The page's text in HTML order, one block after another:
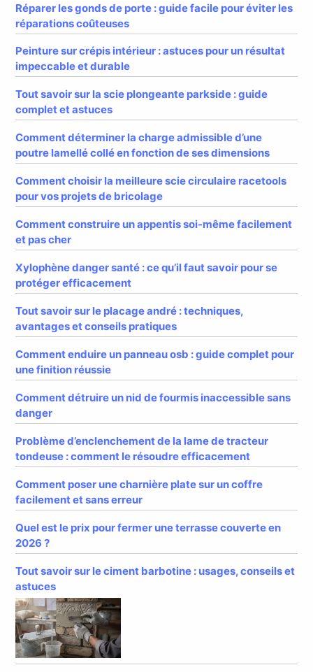
Réparer les gonds de porte : guide facile pour éviter les
réparations coûteuses
Peinture sur crépis intérieur : astuces pour un résultat
impeccable et durable
Tout savoir sur la scie plongeante parkside : guide
complet et astuces
Comment déterminer la charge admissible d’une
poutre lamellé collé en fonction de ses dimensions
Comment choisir la meilleure scie circulaire racetools
pour vos projets de bricolage
Comment construire un appentis soi-même facilement
et pas cher
Xylophène danger santé : ce qu’il faut savoir pour se
protéger efficacement
Tout savoir sur le placage andré : techniques,
avantages et conseils pratiques
Comment enduire un panneau osb : guide complet pour
une finition réussie
Comment détruire un nid de fourmis inaccessible sans
danger
Problème d’enclenchement de la lame de tracteur
tondeuse : comment le résoudre efficacement
Comment poser une charnière plate sur un coffre
facilement et sans erreur
Quel est le prix pour fermer une terrasse couverte en
2026 ?
Tout savoir sur le ciment barbotine : usages, conseils et
astuces